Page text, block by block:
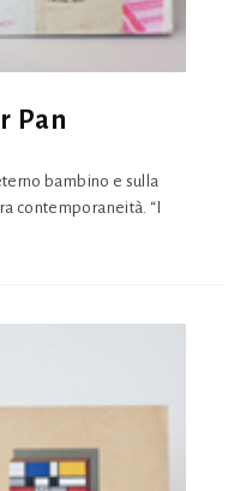
Pan
bambino e sulla
contemporaneità. “I